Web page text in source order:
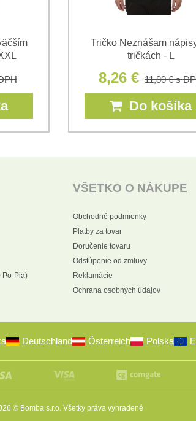
Tričko Neznášam
tričkách - L
8,26 € 11,80 €s
Do košíka
Po-Pia)
VŠETKO O NÁKUPE
Obchodné podmienky
Platby za tovar
Doručenie tovaru
Odstúpenie od zmluvy
Reklamácie
Ochrana osobných údajov
Deutschland Österreich Polska
© Bomba s.r.o. Všetky práva vyhradené